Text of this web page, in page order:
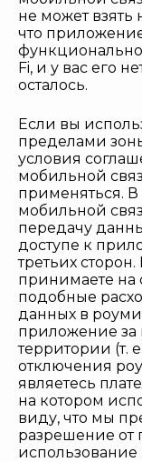
не может взять
что
Fi, и у вас его
осталось.
Если вы
пределами
условия
мобильной
применяться. В
мобильной
передачу
доступе к
третьих
принимаете на
подобные
данных в
приложение
территории (т.
отключения
являетесь
на котором
виду, что мы
разрешение от